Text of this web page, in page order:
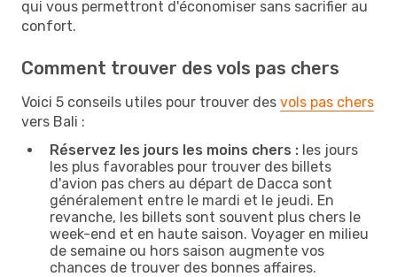
qui vous permettront d'économiser sans sacrifier au
confort.
Comment trouver des vols pas chers
Voici 5 conseils utiles pour trouver des vols pas chers
vers Bali :
Réservez les jours les moins chers : les jours
les plus favorables pour trouver des billets
d'avion pas chers au départ de Dacca sont
généralement entre le mardi et le jeudi. En
revanche, les billets sont souvent plus chers le
week-end et en haute saison. Voyager en milieu
de semaine ou hors saison augmente vos
chances de trouver des bonnes affaires.